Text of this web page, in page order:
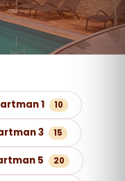
1 10
3 15
5 20